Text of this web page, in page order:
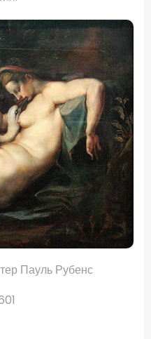
Пауль Рубенс